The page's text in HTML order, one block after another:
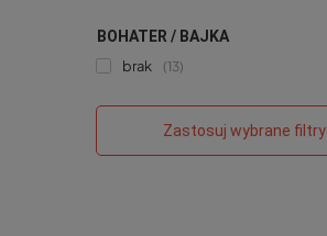
BOHATER / BAJKA
brak
13
Zastosuj wybrane filtry